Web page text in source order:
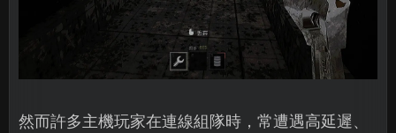
然而許多主機玩家在連線組隊時，常遭遇高延遲、